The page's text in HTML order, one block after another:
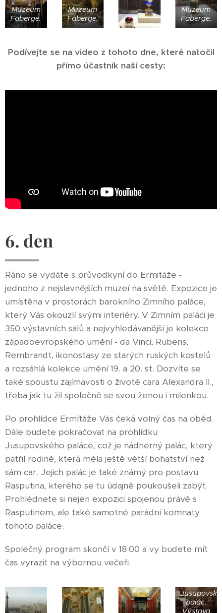
Muzeum
Faberge.
Muzeum
Faberge.
Muzeum
Faberge.
Podívejte se na video z tohoto dne, které natočil
přímo účastník naší cesty:
6. den
Ráno se vydáte s průvodkyní do Ermitáže -
jednoho z nejslavnějších muzeí na světě. Expozice je
umístěna v prostorách barokního Zimního paláce,
který Vás okouzlí svými interiéry. V Zimním paláci je
350 výstavních sálů a nejvyhledávanější je kolekce
západoevropského umění - da Vinci, Rubens,
Rembrandt, ikonostasy ze starých ruských kostelů
a rozsáhlá kolekce umění 19. a 20. st. Dozvíte se
také spoustu zajímavosti o životě cara Alexandra II.,
třeba jak tu žil společně se svou ženou i milenkou.
Po prohlídce Ermítáže Vás čeká volný čas na oběd.
Dále budete pokračovat na prohlídku
Jusupovského paláce, což je nádherný palác, který
patřil rodině, která měla ještě větší bohatství než
sám car. Jejich palác je také známý pro postavu
Rasputina, kterého se tu údajně poukoušeli zabýt.
Prohlédnete si nejen expozici spojenou právě s
Rasputinem, ale také samotné parádní komnaty
tohoto paláce.
Společný program skončí v 18:00 a vy budete mít
čas vyrazit na výbornou večeři.
Jusupovský
palác.
Výstava